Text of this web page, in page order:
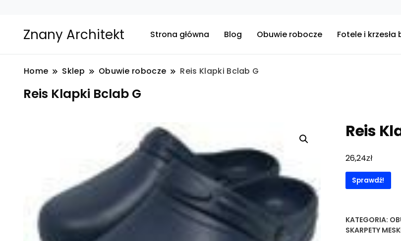
Znany Architekt Strona główna Blog Obuwie robocze Fotele i krzesła
Home Sklep Obuwie robocze Reis Klapki Bclab G
Reis Klapki Bclab G
Reis
26,24zł
Sprawdź!
KATEGORIA:
SKARPETY